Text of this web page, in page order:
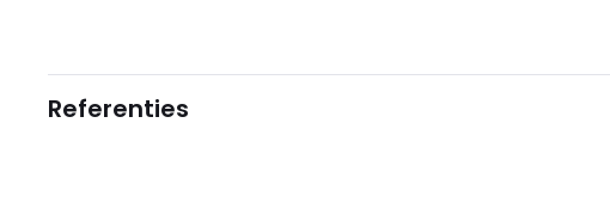
Referenties